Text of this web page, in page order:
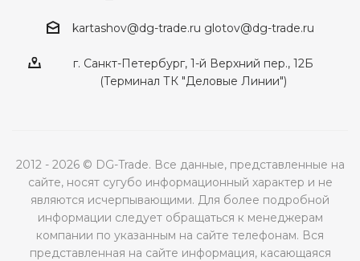
kartashov@dg-trade.ru glotov@dg-trade.ru
г. Санкт-Петербург, 1-й Верхний пер., 12Б
(Терминал ТК "Деловые Линии")
2012 - 2026 © DG-Trade. Все данные, представленные на
сайте, носят сугубо информационный характер и не
являются исчерпывающими. Для более подробной
информации следует обращаться к менеджерам
компании по указанным на сайте телефонам. Вся
представленная на сайте информация, касающаяся